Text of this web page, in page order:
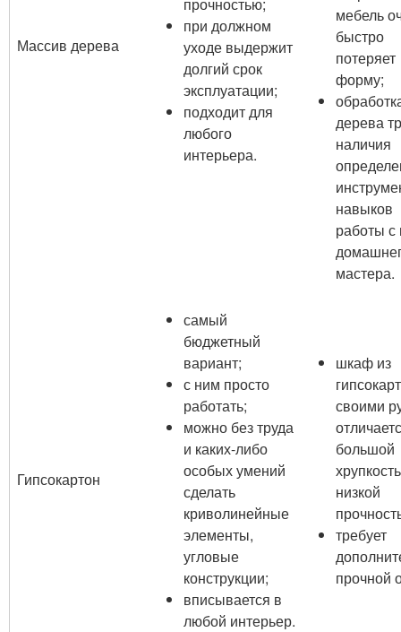
Массив дерева
при должном
уходе выдержит
долгий срок
эксплуатации;
подходит для
любого
интерьера.
мебель
быстро
потеряет
форму;
дерева
наличия
навыков
работы с
мастера.
Гипсокартон
самый
бюджетный
вариант;
с ним просто
работать;
можно без труда
и каких-либо
особых умений
сделать
криволинейные
элементы,
угловые
конструкции;
вписывается в
любой интерьер.
шкаф из
своими
большой
низкой
требует
прочной